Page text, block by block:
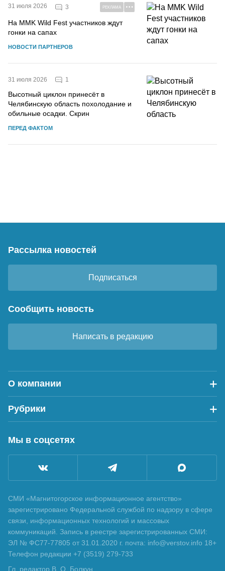
31 июля 2026 3 РЕКЛАМА
На MMK Wild Fest участников ждут
гонки на сапах
НОВОСТИ ПАРТНЕРОВ
31 июля 2026 1
Высотный циклон принесёт в
Челябинскую область похолодание и
обильные осадки. Скрин
ПЕРЕД ФАКТОМ
Рассылка новостей
Подписаться
Сообщить новость
Написать в редакцию
О компании
Рубрики
Мы в соцсетях
СМИ «Магнитогорское информационное агентство»
зарегистрировано Федеральной службой по надзору в сфере
связи, информационных технологий и массовых
коммуникаций. Запись в реестре зарегистрированных СМИ:
ЭЛ № ФС77-77805 от 31.01.2020 г. почта: info@verstov.info 18+
Телефон редакции +7 (3519) 279-733
Гл. редактор В. О. Болкун